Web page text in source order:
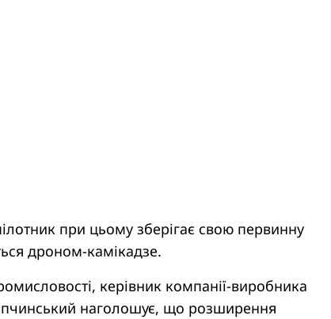
при цьому зберігає свою первинну
дроном-камікадзе.
керівник компанії-виробника
наголошує, що розширення